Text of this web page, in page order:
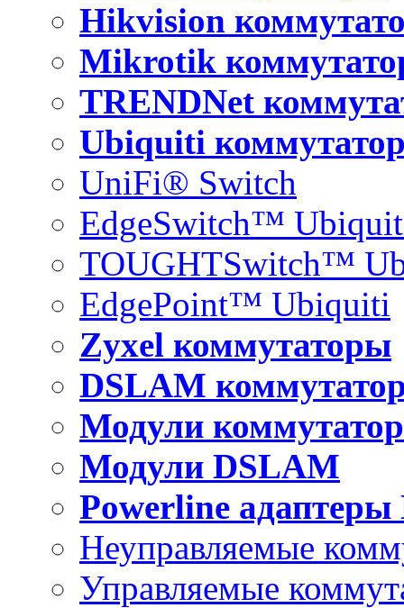
Hikvision
Mikrotik
TRENDNet
Ubiquiti
UniFi® Switch
EdgeSwitch™
TOUGHTSwitch™
EdgePoint™ Ubiquiti
Zyxel коммутаторы
DSLAM
Модули
Модули DSLAM
Powerline адаптеры
Неуправляемые
Управляемые